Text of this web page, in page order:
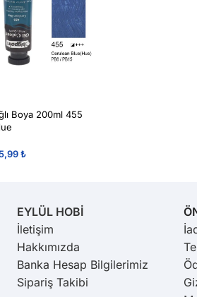
Boya 200ml 455
₺
EYLÜL HOBİ
İletişim
Hakkımızda
Banka Hesap Bilgilerimiz
Sipariş Takibi